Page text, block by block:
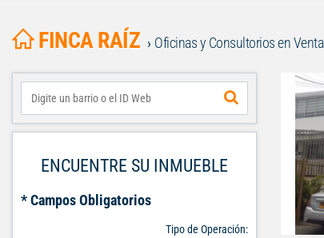
FINCA RAÍZ Oficinas y Consultorios en Venta
ENCUENTRE SU INMUEBLE
* Campos Obligatorios
Tipo de Operación: